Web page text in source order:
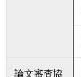
論文審査協